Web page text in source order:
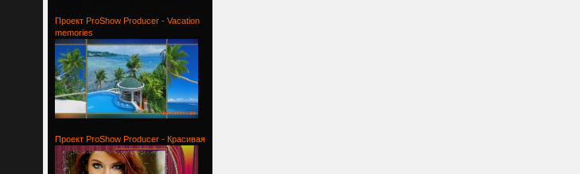
Проект ProShow Producer - Vacation
memories
Проект ProShow Producer - Красивая